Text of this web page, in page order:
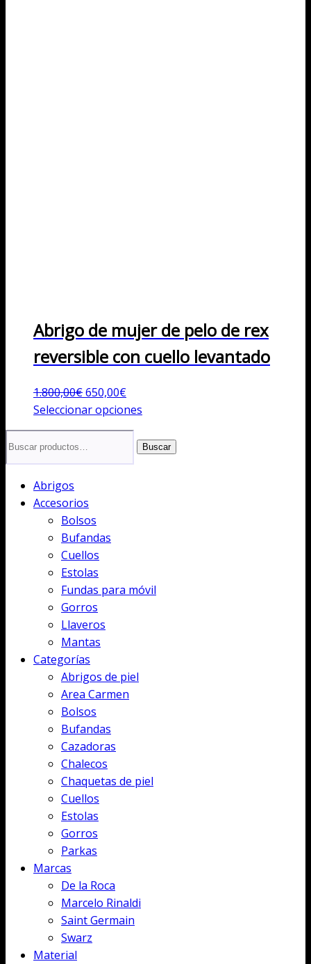
Abrigo de mujer de pelo de rex
reversible con cuello levantado
1.800,00€El
precio
original
1.800,00€.
650,00€El
precio
actual
es:
650,00€.
Seleccionar opciones
tiene
en
la
por:
Buscar
Abrigos
Accesorios
Bolsos
Bufandas
Cuellos
Estolas
Fundas para móvil
Gorros
Llaveros
Mantas
Categorías
Abrigos de piel
Area Carmen
Bolsos
Bufandas
Cazadoras
Chalecos
Chaquetas de piel
Cuellos
Estolas
Gorros
Parkas
Marcas
De la Roca
Marcelo Rinaldi
Saint Germain
Swarz
Material